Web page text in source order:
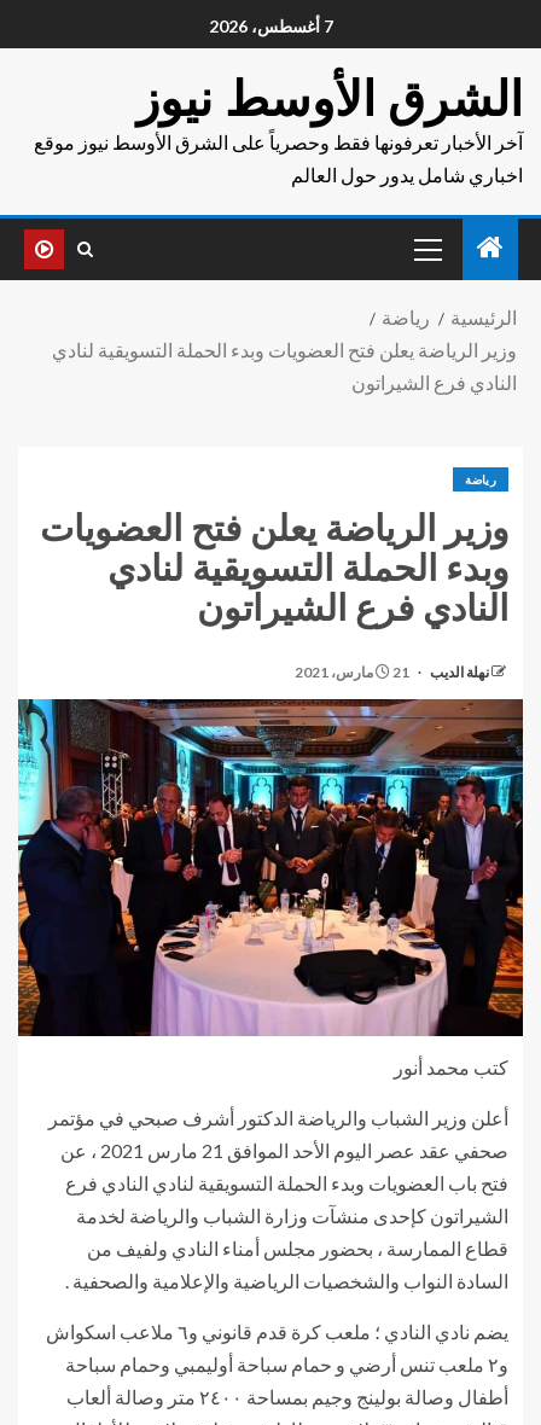
7 أغسطس، 2026
الشرق الأوسط نيوز
آخر الأخبار تعرفونها فقط وحصرياً على الشرق الأوسط نيوز موقع
اخباري شامل يدور حول العالم
الرئيسية
رياضة
وزير الرياضة يعلن فتح العضويات وبدء الحملة التسويقية لنادي
النادي فرع الشيراتون
رياضة
وزير الرياضة يعلن فتح العضويات
وبدء الحملة التسويقية لنادي
النادي فرع الشيراتون
نهلة الديب 21 مارس، 2021
كتب محمد أنور
أعلن وزير الشباب والرياضة الدكتور أشرف صبحي في مؤتمر
صحفي عقد عصر اليوم الأحد الموافق 21 مارس 2021 ، عن
فتح باب العضويات وبدء الحملة التسويقية لنادي النادي فرع
الشيراتون كإحدى منشآت وزارة الشباب والرياضة لخدمة
قطاع الممارسة ، بحضور مجلس أمناء النادي ولفيف من
السادة النواب والشخصيات الرياضية والإعلامية والصحفية .
يضم نادي النادي ؛ ملعب كرة قدم قانوني و٦ ملاعب اسكواش
و٢ ملعب تنس أرضي و حمام سباحة أوليمبي وحمام سباحة
أطفال وصالة بولينج وجيم بمساحة ٢٤٠٠ متر وصالة ألعاب